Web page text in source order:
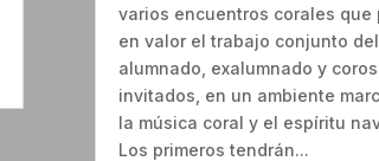
varios encuentros corales que
en valor el trabajo conjunto del
alumnado, exalumnado y coros
invitados, en un ambiente
la música coral y el espíritu
Los primeros tendrán...